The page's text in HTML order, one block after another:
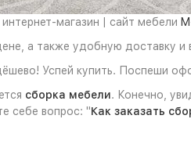
магазин | сайт мебели
а также удобную доставку
Успей купить. Поспеши
сборка мебели. Конечно,
себе вопрос: "Как заказать